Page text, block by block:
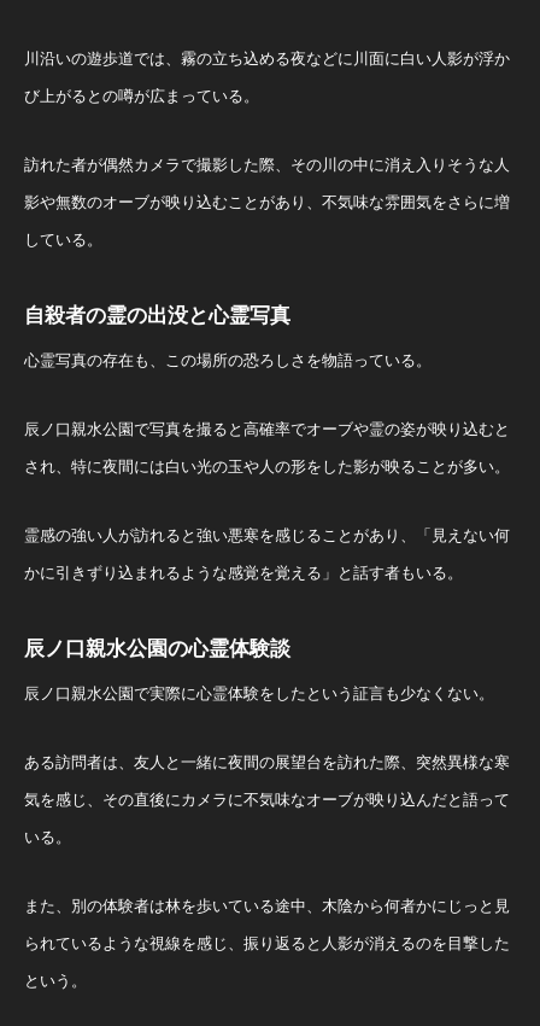
川沿いの遊歩道では、霧の立ち込める夜などに川面に白い人影が浮か
び上がるとの噂が広まっている。
訪れた者が偶然カメラで撮影した際、その川の中に消え入りそうな人
影や無数のオーブが映り込むことがあり、不気味な雰囲気をさらに増
している。
自殺者の霊の出没と心霊写真
心霊写真の存在も、この場所の恐ろしさを物語っている。
辰ノ口親水公園で写真を撮ると高確率でオーブや霊の姿が映り込むと
され、特に夜間には白い光の玉や人の形をした影が映ることが多い。
霊感の強い人が訪れると強い悪寒を感じることがあり、「見えない何
かに引きずり込まれるような感覚を覚える」と話す者もいる。
辰ノ口親水公園の心霊体験談
辰ノ口親水公園で実際に心霊体験をしたという証言も少なくない。
ある訪問者は、友人と一緒に夜間の展望台を訪れた際、突然異様な寒
気を感じ、その直後にカメラに不気味なオーブが映り込んだと語って
いる。
また、別の体験者は林を歩いている途中、木陰から何者かにじっと見
られているような視線を感じ、振り返ると人影が消えるのを目撃した
という。